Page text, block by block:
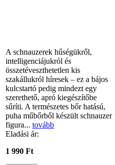
A schnauzerek hűségükről,
intelligenciájukról és
összetéveszthetetlen kis
szakállukról híresek – ez a bájos
kulcstartó pedig mindezt egy
szerethető, apró kiegészítőbe
sűríti. A természetes bőr hatású,
puha műbőrből készült schnauzer
figura... tovább
Eladási ár:
1 990 Ft